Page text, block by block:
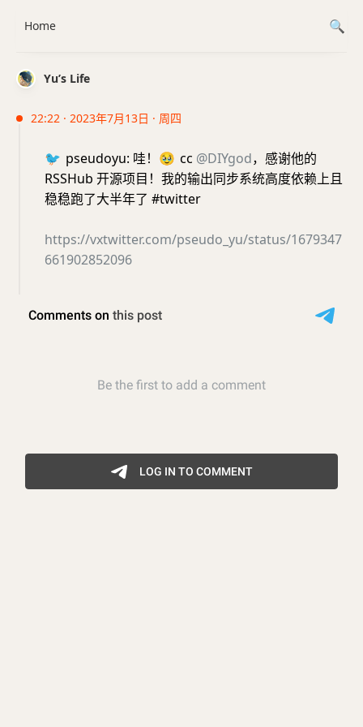
Yu’s Life
22:22 · 2023年7月13日 · 周四
🐦 pseudoyu: 哇！ 🥹 cc @DIYgod，感谢他的
RSSHub 开源项目！我的输出同步系统高度依赖上且
稳稳跑了大半年了 #twitter
https://vxtwitter.com/pseudo_yu/status/1679347
661902852096
Home